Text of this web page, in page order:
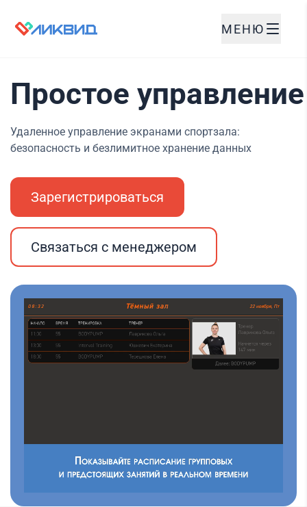
МЕНЮ
Простое
Удаленное управление экранами спортзала:
безопасность и безлимитное хранение данных
Зарегистрироваться
Связаться с менеджером